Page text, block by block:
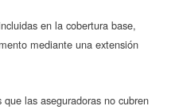
en la cobertura base,
mediante una extensión
que las aseguradoras no cubren